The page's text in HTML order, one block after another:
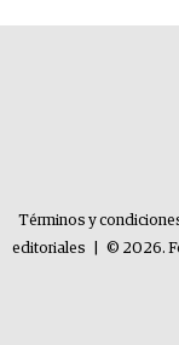
Términos y
editoriales
© 2026.